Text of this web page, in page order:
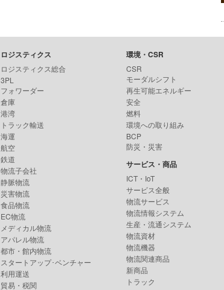
ロジスティクス
ロジスティクス総合
3PL
フォワーダー
倉庫
港湾
トラック輸送
海運
航空
鉄道
物流子会社
静脈物流
災害物流
食品物流
EC物流
メディカル物流
アパレル物流
都市・館内物流
スタートアップ･ベンチャー
利用運送
貿易・税関
環境・CSR
CSR
モーダルシフト
再生可能エネルギー
安全
燃料
環境への取り組み
BCP
防災・災害
サービス・商品
ICT・IoT
サービス全般
物流サービス
物流情報システム
生産・流通システム
物流資材
物流機器
物流関連商品
新商品
トラック